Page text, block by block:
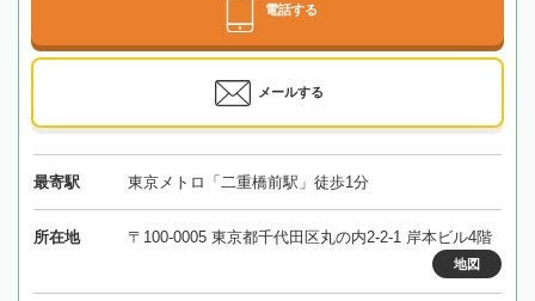
電話する
メールする
最寄駅 東京メトロ「二重橋前駅」徒歩1分
所在地 〒100-0005 東京都千代田区丸の内2-2-1 岸本ビル4階
地図